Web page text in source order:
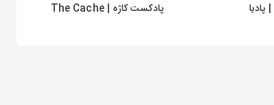
پادکست کاژه | The Cache